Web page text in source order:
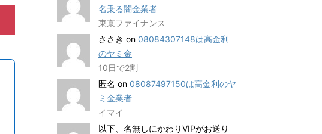
名乗る闇金業者
東京ファイナンス
ささき on 08084307148は高金利
のヤミ金
10日で2割
匿名 on 08087497150は高金利のヤ
ミ金業者
イマイ
以下、名無しにかわりVIPがお送り